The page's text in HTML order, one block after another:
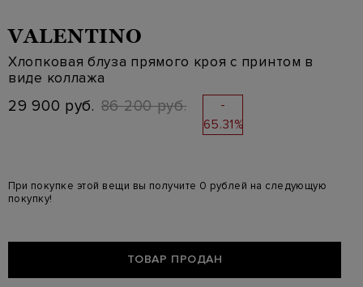
VALENTINO
Хлопковая блуза прямого кроя с принтом в
виде коллажа
29 900 руб. 86 200 руб.
-
65.31%
При покупке этой вещи вы получите 0 рублей на следующую
покупку!
ТОВАР ПРОДАН